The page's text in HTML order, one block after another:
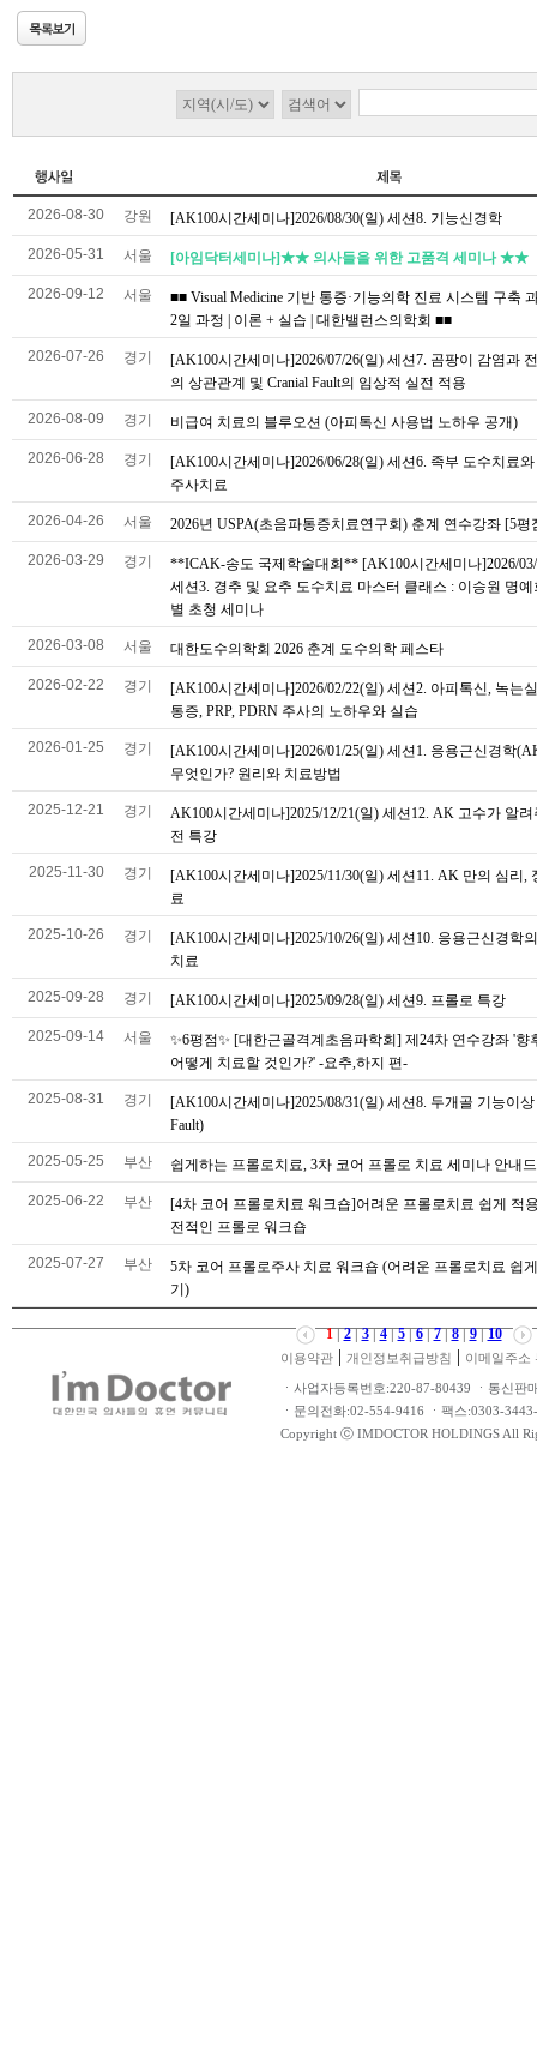
2026-08-30 강원 [AK100시간세미나]2026/08/30(일) 세션8. 기능신경학
2026-05-31 서울 [아임닥터세미나]★★ 의사들을 위한 고품격 세미나 ★★
2026-09-12 서울
■■ Visual Medicine 기반 통증·기능의학 진료 시스템 구축
2일 과정 | 이론 + 실습 | 대한밸런스의학회 ■■
2026-07-26 경기
[AK100시간세미나]2026/07/26(일) 세션7. 곰팡이 감염과
의 상관관계 및 Cranial Fault의 임상적 실전 적용
2026-08-09 경기 비급여 치료의 블루오션 (아피톡신 사용법 노하우 공개)
2026-06-28 경기
[AK100시간세미나]2026/06/28(일) 세션6. 족부 도수치료
주사치료
2026-04-26 서울 2026년 USPA(초음파통증치료연구회) 춘계 연수강좌 [5평
2026-03-29 경기
**ICAK-송도 국제학술대회** [AK100시간세미나]2026/
세션3. 경추 및 요추 도수치료 마스터 클래스 : 이승원 명예
별 초청 세미나
2026-03-08 서울 대한도수의학회 2026 춘계 도수의학 페스타
2026-02-22 경기
[AK100시간세미나]2026/02/22(일) 세션2. 아피톡신, 녹는
통증, PRP, PDRN 주사의 노하우와 실습
2026-01-25 경기
[AK100시간세미나]2026/01/25(일) 세션1. 응용근신경학
무엇인가? 원리와 치료방법
2025-12-21 경기
AK100시간세미나]2025/12/21(일) 세션12. AK 고수가 알
전 특강
2025-11-30 경기
[AK100시간세미나]2025/11/30(일) 세션11. AK 만의 심리,
료
2025-10-26 경기
[AK100시간세미나]2025/10/26(일) 세션10. 응용근신경학
치료
2025-09-28 경기 [AK100시간세미나]2025/09/28(일) 세션9. 프롤로 특강
2025-09-14 서울
✨6평점✨ [대한근골격계초음파학회] 제24차 연수강좌 '향
어떻게 치료할 것인가?' -요추,하지 편-
2025-08-31 경기
[AK100시간세미나]2025/08/31(일) 세션8. 두개골 기능이상
Fault)
2025-05-25 부산 쉽게하는 프롤로치료, 3차 코어 프롤로 치료 세미나 안내
2025-06-22 부산
[4차 코어 프롤로치료 워크숍]어려운 프롤로치료 쉽게 적
전적인 프롤로 워크숍
2025-07-27 부산
5차 코어 프롤로주사 치료 워크숍 (어려운 프롤로치료 쉽
기)
1|2|3|4|5|6|7|8|9|10
이용약관 | 개인정보취급방침 | 이메일주소
ㆍ사업자등록번호:220-87-80439 ㆍ통신판
ㆍ문의전화:02-554-9416 ㆍ팩스:0303-
Copyright ⓒ IMDOCTOR HOLDINGS All